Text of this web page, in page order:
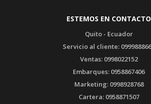
ESTEMOS EN CONTACTO
Quito - Ecuador
Servicio al cliente:
Ventas: 0998022152
Embarques: 0958867406
Marketing: 0998928768
Cartera: 0958871507